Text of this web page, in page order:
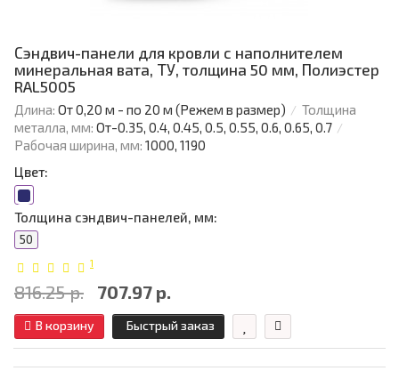
Сэндвич-панели для кровли с наполнителем
минеральная вата, ТУ, толщина 50 мм, Полиэстер
RAL5005
Длина: От 0,20 м - по 20 м (Режем в размер)
Толщина
металла, мм: От-0.35, 0.4, 0.45, 0.5, 0.55, 0.6, 0.65, 0.7
Рабочая ширина, мм: 1000, 1190
Цвет:
Толщина сэндвич-панелей, мм:
50
1
816.25 р. 707.97 р.
В корзину Быстрый заказ